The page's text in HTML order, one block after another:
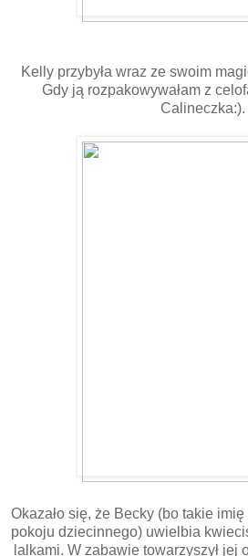
Kelly przybyła wraz ze swoim
Gdy ją rozpakowywałam z
Calineczka:).
Okazało się, że Becky (bo takie
pokoju dziecinnego) uwielbia
lalkami. W zabawie towarzyszył jej